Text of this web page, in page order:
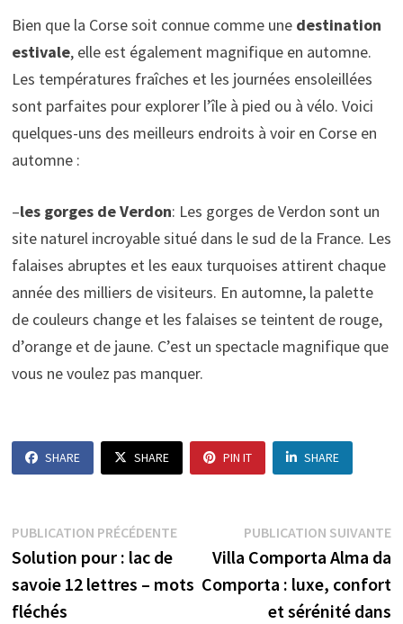
Bien que la Corse soit connue comme unedestination
estivale, elle est également magnifique en automne.
Les températures fraîches et les journées ensoleillées
sont parfaites pour explorer l’île à pied ou à vélo. Voici
quelques-uns des meilleurs endroits à voir en Corse en
automne :
–les gorges de Verdon: Les gorges de Verdon sont un
site naturel incroyable situé dans le sud de la France. Les
falaises abruptes et les eaux turquoises attirent chaque
année des milliers de visiteurs. En automne, la palette
de couleurs change et les falaises se teintent de rouge,
d’orange et de jaune. C’est un spectacle magnifique que
vous ne voulez pas manquer.
SHARE SHARE PIN IT SHARE
Navigation
de
l’article
PUBLICATION PRÉCÉDENTEPublication
précédente :
Solution pour : lac de
savoie 12 lettres – mots
fléchés
PUBLICATION SUIVANTE
Villa Comporta Alma da
Comporta : luxe, confort
et sérénité dans